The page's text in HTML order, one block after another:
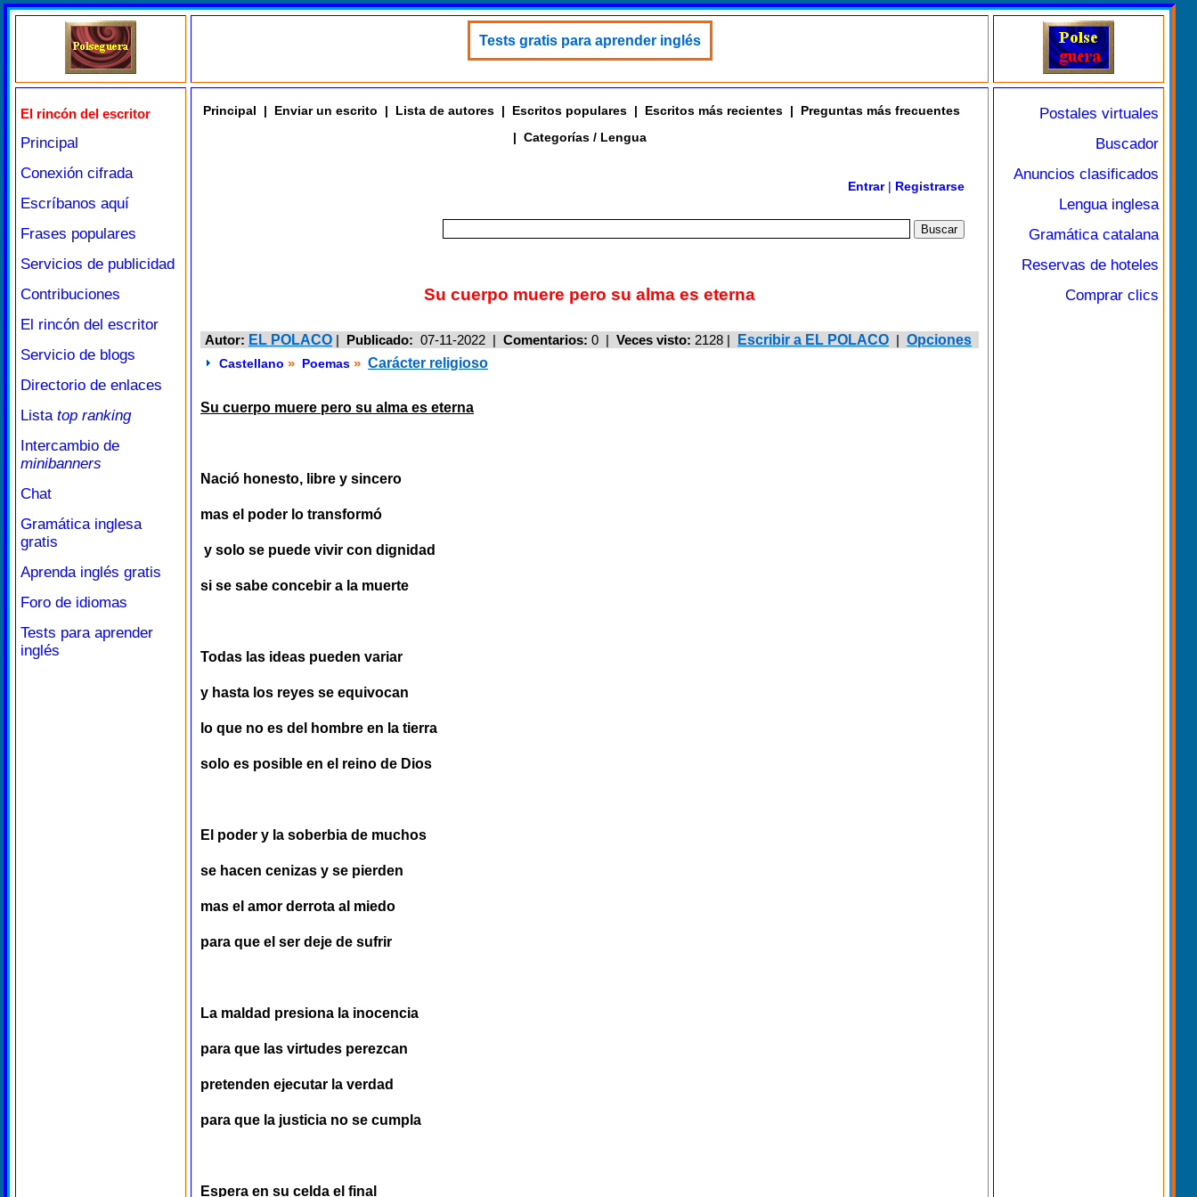
Tests gratis para aprender inglés
El rincón del escritor
Principal
Conexión cifrada
Escríbanos aquí
Frases populares
Servicios de publicidad
Contribuciones
El rincón del escritor
Servicio de blogs
Directorio de enlaces
Lista top ranking
Intercambio de
minibanners
Chat
Gramática inglesa
gratis
Aprenda inglés gratis
Foro de idiomas
Tests para aprender
inglés
Principal | Enviar un escrito | Lista de autores | Escritos populares | Escritos más recientes |
Preguntas más frecuentes
| Categorías / Lengua
Entrar| Registrarse
Su cuerpo muere pero su alma es eterna
Autor: EL POLACO | Publicado: 07-11-2022 | Comentarios: 0 | Veces visto: 2128 | Escribir a EL POLACO | Opciones
Castellano » Poemas » Carácter religioso
Su cuerpo muere pero su alma es eterna
Nació honesto, libre y sincero
mas el poder lo transformó
y solo se puede vivir con dignidad
si se sabe concebir a la muerte
Todas las ideas pueden variar
y hasta los reyes se equivocan
lo que no es del hombre en la tierra
solo es posible en el reino de Dios
El poder y la soberbia de muchos
se hacen cenizas y se pierden
mas el amor derrota al miedo
para que el ser deje de sufrir
La maldad presiona la inocencia
para que las virtudes perezcan
pretenden ejecutar la verdad
para que la justicia no se cumpla
Espera en su celda el final
Postales virtuales
Buscador
Anuncios clasificados
Lengua inglesa
Gramática catalana
Reservas de hoteles
Comprar clics